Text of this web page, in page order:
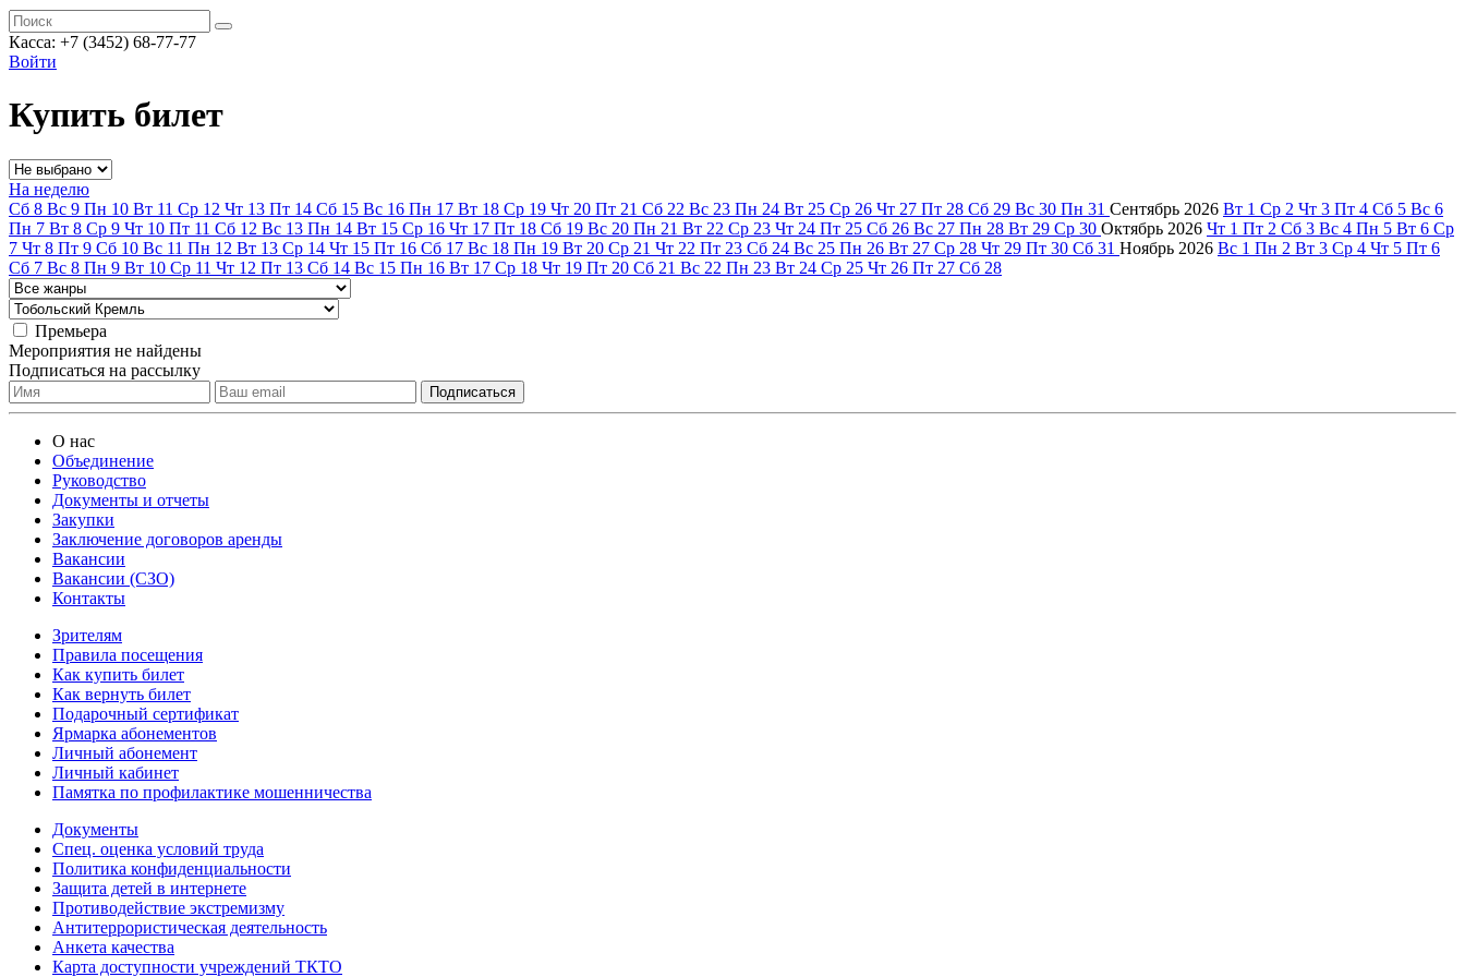
Касса: +7 (3452) 68-77-77
Войти
Купить билет
На неделю
Сб 8 Вс 9 Пн 10 Вт 11 Ср 12 Чт 13 Пт 14 Сб 15 Вс 16 Пн 17 Вт 18 Ср 19 Чт 20 Пт 21 Сб 22 Вс 23 Пн 24 Вт 25 Ср 26 Чт 27 Пт 28 Сб 29 Вс 30 Пн 31 Сентябрь 2026 Вт 1 Ср 2 Чт 3 Пт 4 Сб 5 Вс 6
Пн 7 Вт 8 Ср 9 Чт 10 Пт 11 Сб 12 Вс 13 Пн 14 Вт 15 Ср 16 Чт 17 Пт 18 Сб 19 Вс 20 Пн 21 Вт 22 Ср 23 Чт 24 Пт 25 Сб 26 Вс 27 Пн 28 Вт 29 Ср 30 Октябрь 2026 Чт 1 Пт 2 Сб 3 Вс 4 Пн 5 Вт 6 Ср
7 Чт 8 Пт 9 Сб 10 Вс 11 Пн 12 Вт 13 Ср 14 Чт 15 Пт 16 Сб 17 Вс 18 Пн 19 Вт 20 Ср 21 Чт 22 Пт 23 Сб 24 Вс 25 Пн 26 Вт 27 Ср 28 Чт 29 Пт 30 Сб 31 Ноябрь 2026 Вс 1 Пн 2 Вт 3 Ср 4 Чт 5 Пт 6
Сб 7 Вс 8 Пн 9 Вт 10 Ср 11 Чт 12 Пт 13 Сб 14 Вс 15 Пн 16 Вт 17 Ср 18 Чт 19 Пт 20 Сб 21 Вс 22 Пн 23 Вт 24 Ср 25 Чт 26 Пт 27 Сб 28
Премьера
Мероприятия не найдены
Подписаться на рассылку
О нас
Объединение
Руководство
Документы и отчеты
Закупки
Заключение договоров аренды
Вакансии
Вакансии (СЗО)
Контакты
Зрителям
Правила посещения
Как купить билет
Как вернуть билет
Подарочный сертификат
Ярмарка абонементов
Личный абонемент
Личный кабинет
Памятка по профилактике мошенничества
Документы
Спец. оценка условий труда
Политика конфиденциальности
Защита детей в интернете
Противодействие экстремизму
Антитеррористическая деятельность
Анкета качества
Карта доступности учреждений ТКТО